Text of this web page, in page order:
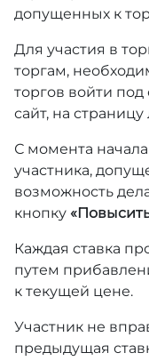
допущенных к
Для участия в
торгам,
торгов войти
сайт, на страницу
С момента
участника,
возможность
кнопку
Каждая ставка
путем
к текущей цене.
Участник не
предыдущая